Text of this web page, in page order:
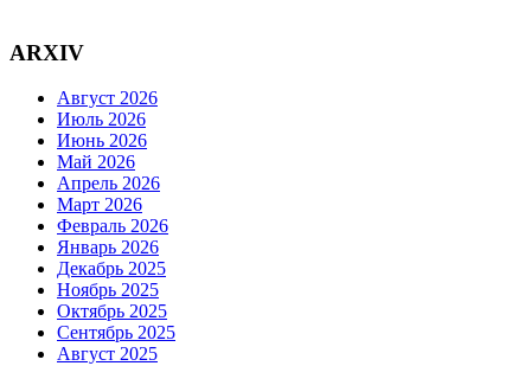
ARXIV
Август 2026
Июль 2026
Июнь 2026
Май 2026
Апрель 2026
Март 2026
Февраль 2026
Январь 2026
Декабрь 2025
Ноябрь 2025
Октябрь 2025
Сентябрь 2025
Август 2025